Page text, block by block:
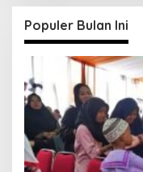
Populer Bulan Ini